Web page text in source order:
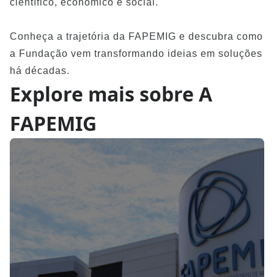
científico, econômico e social.
Conheça a trajetória da FAPEMIG e descubra como
a Fundação vem transformando ideias em soluções
há décadas.
Explore mais sobre A
FAPEMIG